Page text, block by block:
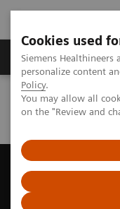
Cookies used
Siemens
personalize content
Policy.
You may allow all
on the "Review and
Produits et services
Home Carrières
Webinaire "Travailler